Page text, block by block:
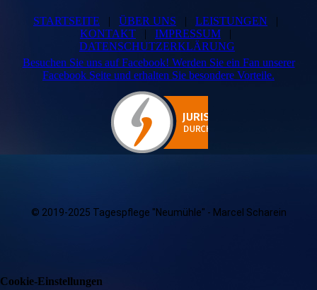
STARTSEITE | ÜBER UNS | LEISTUNGEN |
KONTAKT | IMPRESSUM |
DATENSCHUTZERKLÄRUNG
Besuchen Sie uns auf Facebook! Werden Sie ein Fan unserer
Facebook Seite und erhalten Sie besondere Vorteile.
© 2019-2025 Tagespflege "Neumühle" - Marcel Scharein
Cookie-Einstellungen